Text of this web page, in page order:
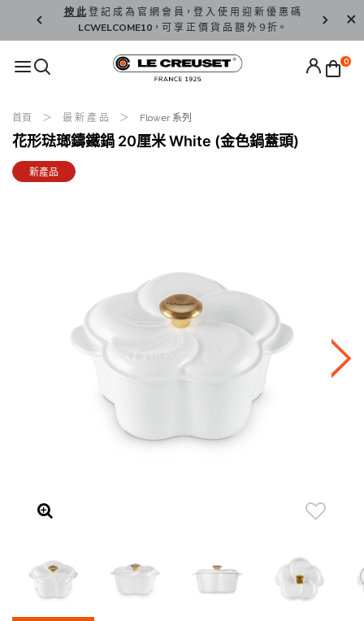
按 此登 記 成 為 官 網 會 員，登 入 使 用 迎 新 優 惠 碼
LCWELCOME10，可 享 正 價 貨 品 額 外 9 折。
香 港 / 澳
0
首頁 最 新 產 品 Flower 系列
花形琺瑯鑄鐵鍋 20厘米 White (金色鍋蓋頭)
新產品